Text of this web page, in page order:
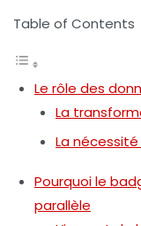
Table of Contents
Le rôle des
La
La
Pourquoi le
parallèle